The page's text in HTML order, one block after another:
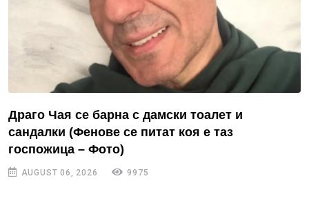
Драго Чая се барна с дамски тоалет и
сандалки (Фенове се питат коя е таз
госпожица – Фото)
AUGUST 06, 2026 9975